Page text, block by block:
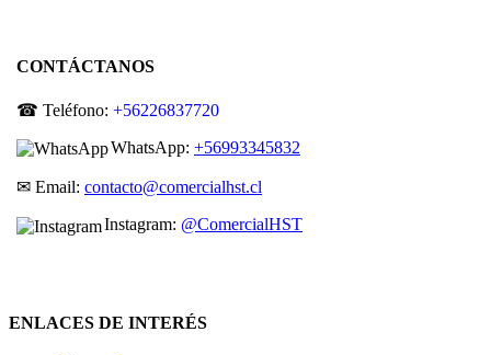
CONTÁCTANOS
☎ Teléfono: +56226837720
WhatsApp: +56993345832
✉ Email: contacto@comercialhst.cl
Instagram: @ComercialHST
ENLACES DE INTERÉS